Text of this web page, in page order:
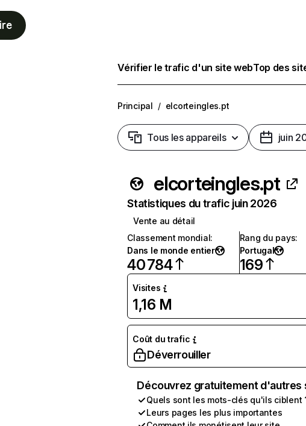
Vérifier le trafic d'un site webTop des
Principal / elcorteingles.pt
Tous les appareils juin
elcorteingles.pt
Statistiques du trafic juin 2026
Vente au détail
Classement mondial:
Dans le monde entier
40 784
Rang du pays:
Portugal
169
Visites
1,16 M
Coût du trafic
Déverrouiller
Découvrez gratuitement
Quels sont les mots-clés qu'ils ciblent
Leurs pages les plus importantes